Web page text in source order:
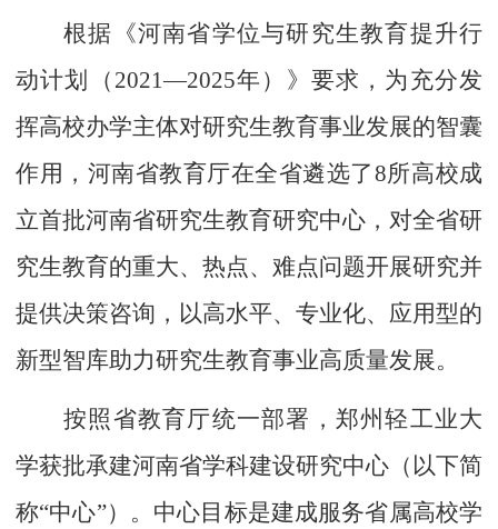
根据《河南省学位与研究生教育提升行
动计划（ 2021—2025年）》要求，为充分发
挥高校办学主体对研究生教育事业发展的智囊
作用， 河南省教育厅在全省遴选了8所高校成
立首批河南省研究生教育研究中心，对全省研
究生教育的重大、热点、难点问题开展研究并
提供决策咨询，以高水平、专业化、应用型的
新型智库助力研究生教育事业高质量发展。
按照省教育厅统一部署，郑州轻工业大
学获批承建河南省学科建设研究中心（以下简
称“中心”）。 中心目标是建成服务省属高校学